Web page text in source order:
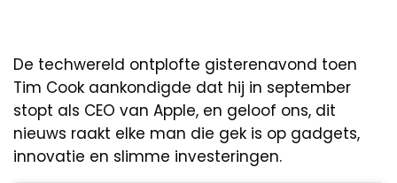
De techwereld ontplofte gisterenavond toen
Tim Cook aankondigde dat hij in september
stopt als CEO van Apple, en geloof ons, dit
nieuws raakt elke man die gek is op gadgets,
innovatie en slimme investeringen.